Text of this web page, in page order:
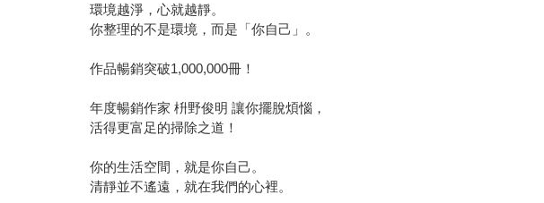
環境越淨，心就越靜。
你整理的不是環境，而是「你自己」。
作品暢銷突破1,000,000冊！
年度暢銷作家 枡野俊明 讓你擺脫煩惱，
活得更富足的掃除之道！
你的生活空間，就是你自己。
清靜並不遙遠，就在我們的心裡。